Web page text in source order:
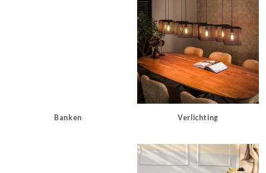
Banken Verlichting